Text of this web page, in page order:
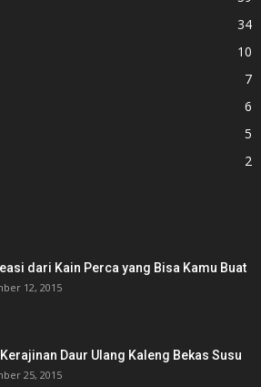
34
10
7
6
5
2
dari Kain Perca yang Bisa Kamu Buat
12, 2015
Daur Ulang Kaleng Bekas Susu
25, 2015